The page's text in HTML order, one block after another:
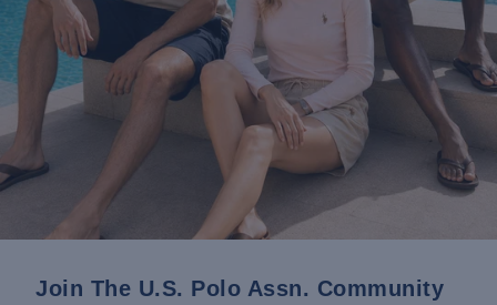
Join The U.S. Polo Assn. Community